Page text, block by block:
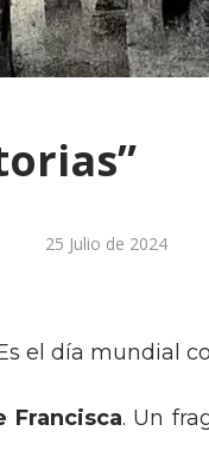
25 Julio de 2024
el día mundial
Francisca. Un